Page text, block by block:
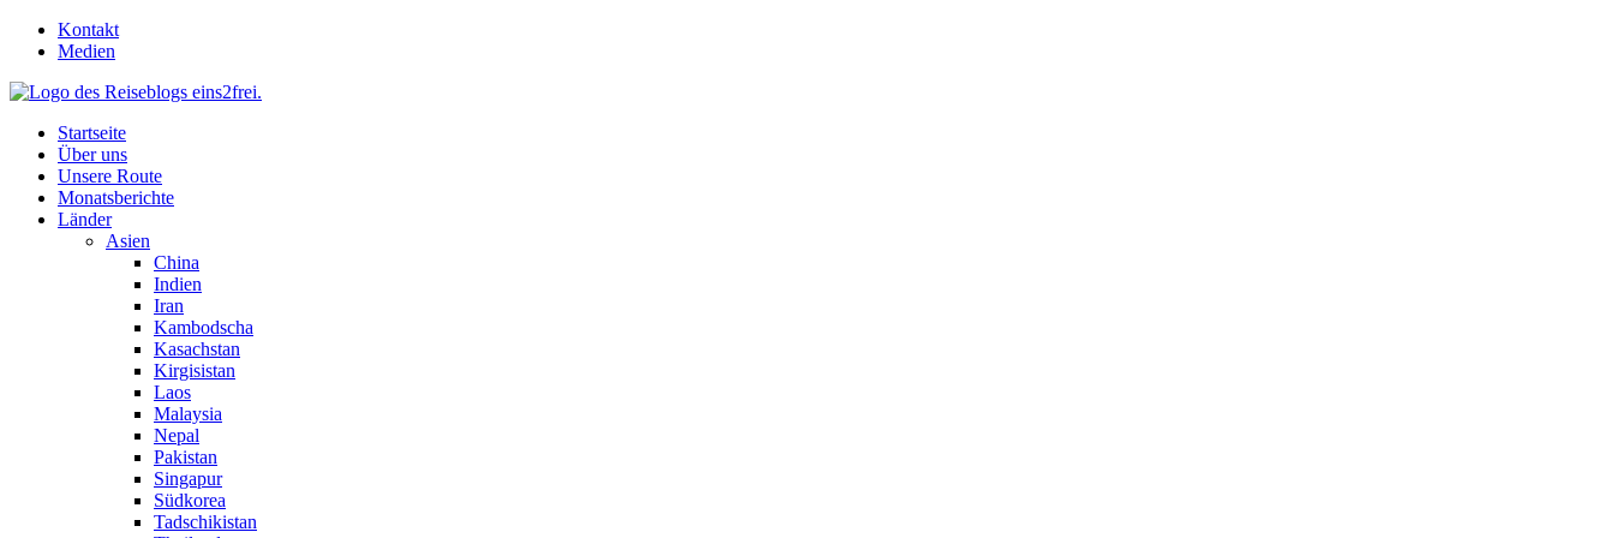
Skip
Kontakt
Medien
Startseite
Über uns
Unsere Route
Monatsberichte
Länder
Asien
China
Indien
Iran
Kambodscha
Kasachstan
Kirgisistan
Laos
Malaysia
Nepal
Pakistan
Singapur
Südkorea
Tadschikistan